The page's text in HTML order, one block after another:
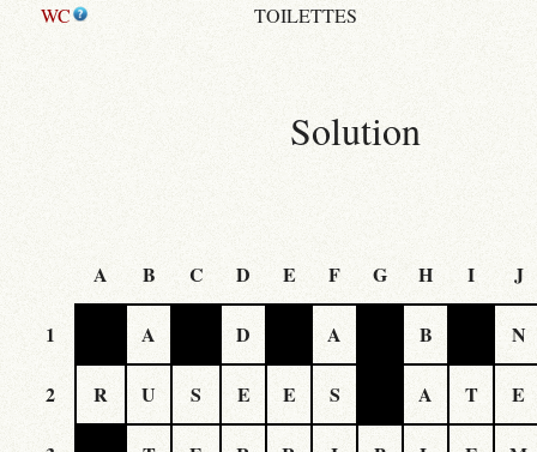
WC TOILETTES
Solution
A B C D E F G H I J
1 A D A B N
2 R U S E E S A T E